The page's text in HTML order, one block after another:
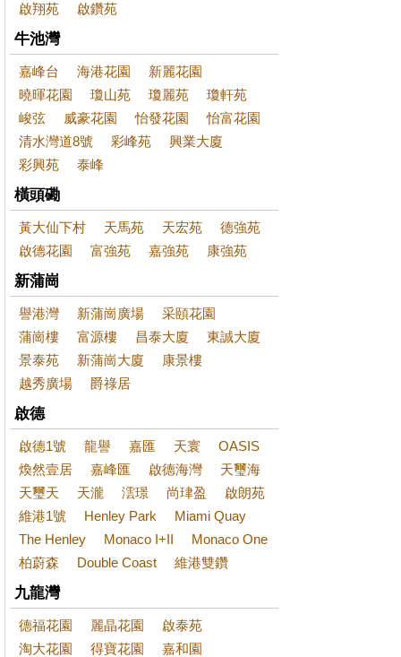
啟翔苑
啟鑽苑
牛池灣
嘉峰台 海港花園
新麗花園
曉暉花園
瓊山苑 瓊麗苑
瓊軒苑
峻弦
威豪花園 怡發花園
怡富花園
清水灣道8號
彩峰苑
興業大廈
彩興苑
泰峰
橫頭磡
黃大仙下村 天馬苑 天宏苑
德強苑
啟德花園
富強苑 嘉強苑 康強苑
新蒲崗
譽港灣 新蒲崗廣場
采頤花園
蒲崗樓
富源樓 昌泰大廈
東誠大廈
景泰苑
新蒲崗大廈
康景樓
越秀廣場
爵祿居
啟德
啟德1號 龍譽 嘉匯 天寰
OASIS
煥然壹居
嘉峰匯 啟德海灣
天璽海
天璽天
天瀧 澐璟 尚珒盈
啟朗苑
維港1號
Henley Park
Miami Quay
The Henley
Monaco I+II
Monaco One
柏蔚森
Double Coast 維港雙鑽
九龍灣
德福花園 麗晶花園
啟泰苑
淘大花園
得寶花園 嘉和園